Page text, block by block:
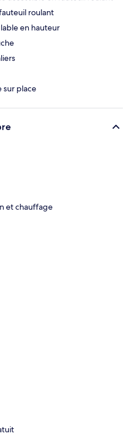
roulant
en hauteur
sur place
et chauffage